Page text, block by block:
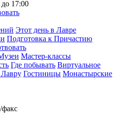
17:00
Этот день в Лавре
Подготовка к Причастию
Мастер-классы
Где побывать Виртуальное
Гостиницы Монастырские
факс